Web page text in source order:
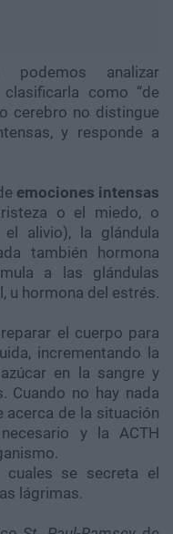
analizar
como “de
cerebro no distingue
y responde a
emociones intensas
o el miedo, o
alivio), la glándula
también hormona
a las glándulas
u hormona del estrés.
el cuerpo para
incrementando la
en la sangre y
Cuando no hay nada
acerca de la situación
y la ACTH
se secreta el
lágrimas.